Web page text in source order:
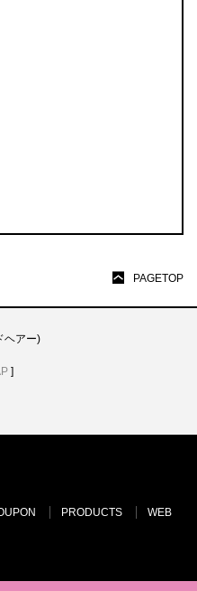
PAGETOP
ヘアー)
]
PRODUCTS
WEB